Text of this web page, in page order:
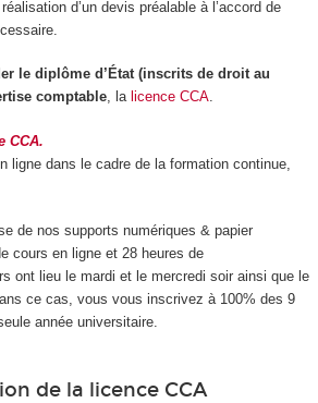
d’un devis préalable à l’accord de
le diplôme d’État (inscrits de droit au
comptable, la licence CCA.
CCA.
ligne dans le cadre de la formation continue,
de nos supports numériques & papier
cours en ligne et 28 heures de
ont lieu le mardi et le mercredi soir ainsi que le
ce cas, vous vous inscrivez à 100% des 9
année universitaire.
de la licence CCA